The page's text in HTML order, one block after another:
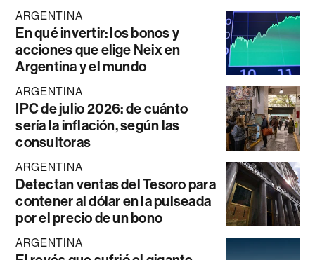
ARGENTINA
En qué invertir: los bonos y
acciones que elige Neix en
Argentina y el mundo
ARGENTINA
IPC de julio 2026: de cuánto
sería la inflación, según las
consultoras
ARGENTINA
Detectan ventas del Tesoro para
contener al dólar en la pulseada
por el precio de un bono
ARGENTINA